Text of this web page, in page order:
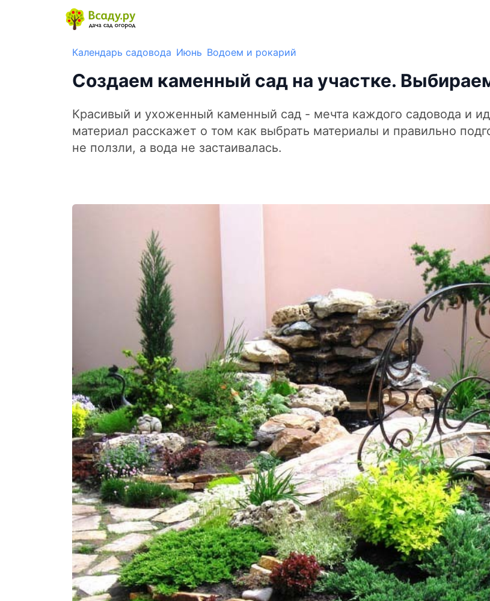
Календарь садовода Июнь Водоем и рокарий
Создаем каменный сад на участке.
Красивый и ухоженный каменный сад - мечта каждого садовода и
материал расскажет о том как выбрать материалы и правильно
не ползли, а вода не застаивалась.